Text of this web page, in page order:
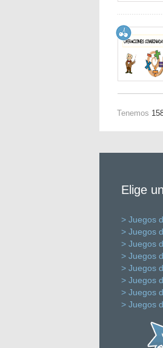
Tenemos
Elige
> Juegos
> Juegos
> Juegos
> Juegos
> Juegos
> Juegos
> Juegos
> Juegos